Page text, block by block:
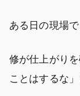
ある日の現場
修が仕上がり
ことはするな」